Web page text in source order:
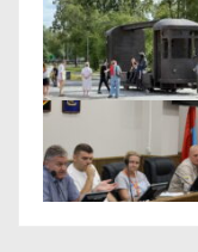
ц
и
я
п